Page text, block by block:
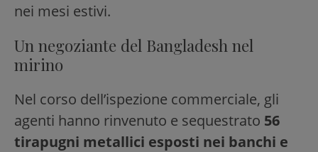
nei mesi estivi.
Un negoziante del Bangladesh nel
mirino
Nel corso dell’ispezione commerciale, gli
agenti hanno rinvenuto e sequestrato 56
tirapugni metallici esposti nei banchi e